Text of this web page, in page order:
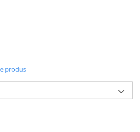
produs